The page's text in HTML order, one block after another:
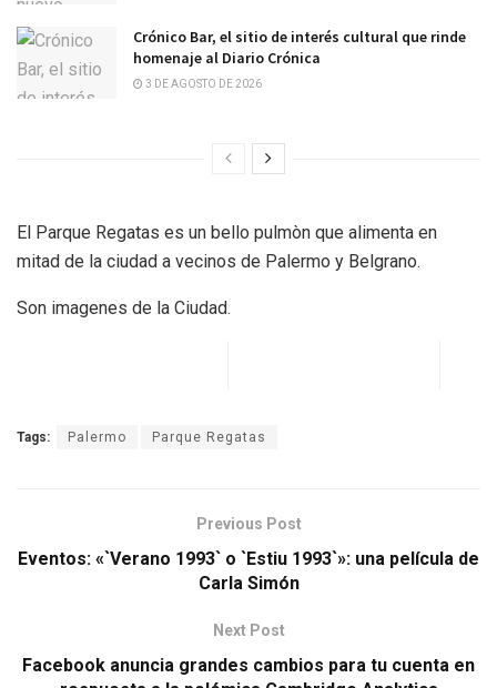
Crónico Bar, el sitio de interés cultural que rinde
homenaje al Diario Crónica
3 DE AGOSTO DE 2026
El Parque Regatas es un bello pulmòn que alimenta en
mitad de la ciudad a vecinos de Palermo y Belgrano.
Son imagenes de la Ciudad.
Tags: Palermo Parque Regatas
Previous Post
Eventos: «`Verano 1993` o `Estiu 1993`»: una película de
Carla Simón
Next Post
Facebook anuncia grandes cambios para tu cuenta en